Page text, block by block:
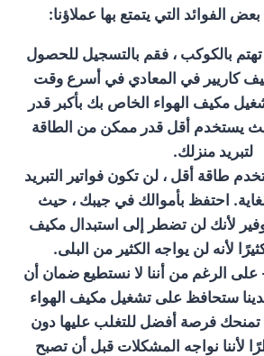
الفوائد التي يتمتع بها عملاؤنا:
تهتم بالكوكب ، فقم بالتسجيل للحصول
كاريير في المعادي في أسرع وقت
مكيف الهواء الخاص بك بأكبر قدر
يستخدم أقل قدر ممكن من الطاقة
لتبريد منزلك.
طاقة أقل ، لن تكون فواتير التبريد
احتفظ بأموالك في جيبك ، حيث
لأنك لن تضطر إلى استبدال مكيف
لأنه لن يواجه الكثير من البلى.
على الرغم من أننا لا نستطيع ضمان أن
ستحافظ على تشغيل مكيف الهواء
تمنحك فرصة أفضل للتغلب عليها دون
لأننا نواجه المشكلات قبل أن تصبح